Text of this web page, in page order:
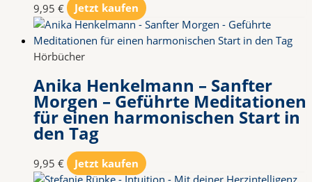
9,95 € Jetzt kaufen
Hörbücher
Anika Henkelmann – Sanfter
Morgen – Geführte Meditationen
für einen harmonischen Start in
den Tag
9,95 € Jetzt kaufen